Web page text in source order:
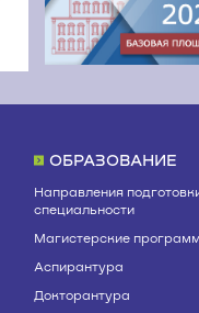
ОБРАЗОВАНИЕ
Направления
специальности
Магистерские
Аспирантура
Докторантура